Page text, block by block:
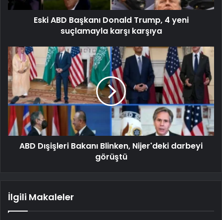
Eski ABD Başkanı Donald Trump, 4 yeni
suçlamayla karşı karşıya
ABD Dışişleri Bakanı Blinken, Nijer'deki darbeyi
görüştü
İlgili Makaleler